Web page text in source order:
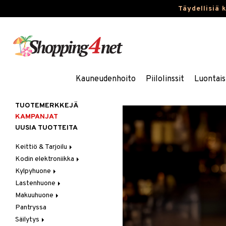
Täydellisiä
Kauneudenhoito Piilolinssit
TUOTEMERKKEJÄ
KAMPANJAT
UUSIA TUOTTEITA
Keittiö & Tarjoilu
Aterimet
Kannut & Karahvit
Keittiösäilytys
Keittiötekstiilit
Keittiövälineet
Kodinkoneet
Kodin elektroniikka
Ääni
Kylpyhuone
Kylpyhuoneen sisustus
Kylpyhuoneen tarvikkeita
Kylpyhuoneen tekstiilit
Lastenhuone
Kylpyhuoneen koristelu
Lasten huonekalut
Lasten lamput
Makuuhuone
Huovat & Saalit
Koristetyynyt
Pantryssa
Säilytys